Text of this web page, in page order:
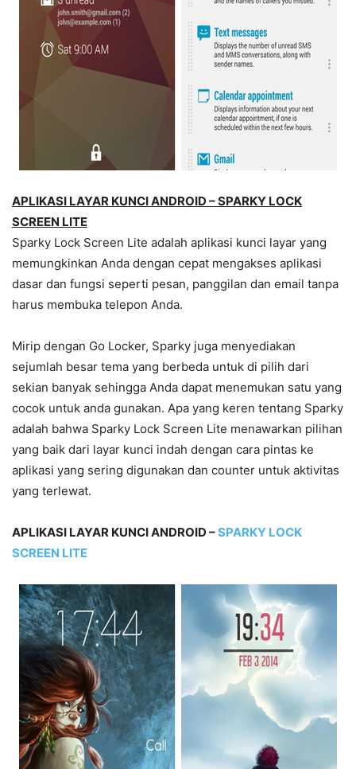
APLIKASI LAYAR KUNCI ANDROID – SPARKY LOCK
SCREEN LITE
Sparky Lock Screen Lite adalah aplikasi kunci layar yang
memungkinkan Anda dengan cepat mengakses aplikasi
dasar dan fungsi seperti pesan, panggilan dan email tanpa
harus membuka telepon Anda.
Mirip dengan Go Locker, Sparky juga menyediakan
sejumlah besar tema yang berbeda untuk di pilih dari
sekian banyak sehingga Anda dapat menemukan satu yang
cocok untuk anda gunakan. Apa yang keren tentang Sparky
adalah bahwa Sparky Lock Screen Lite menawarkan pilihan
yang baik dari layar kunci indah dengan cara pintas ke
aplikasi yang sering digunakan dan counter untuk aktivitas
yang terlewat.
APLIKASI LAYAR KUNCI ANDROID –SPARKY LOCK
SCREEN LITE